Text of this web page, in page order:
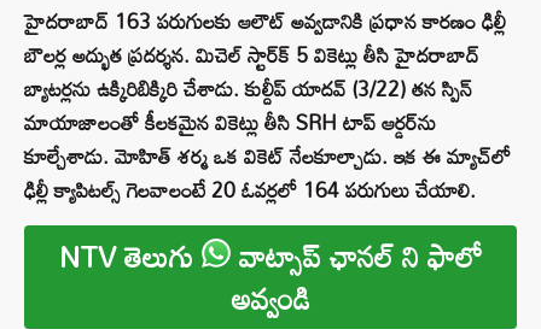
హైదరాబాద్ 163 పరుగులకు ఆలౌట్ అవ్వడానికి ప్రధాన కారణం ఢిల్లీ
బౌలర్ల అద్భుత ప్రదర్శన. మిచెల్ స్టార్‌క్ 5 వికెట్లు తీసి హైదరాబాద్‌
బ్యాటర్లను ఉక్కిరిబిక్కిరి చేశాడు. కుల్దీప్ యాదవ్ (3/22) తన స్పిన్
మాయాజాలంతో కీలకమైన వికెట్లు తీసి SRH టాప్ ఆర్డర్‌ను
కూల్చేశాడు. మోహిత్ శర్మ ఒక వికెట్ నేలకూల్చాడు. ఇక ఈ మ్యాచ్‌లో
ఢిల్లీ క్యాపిటల్స్ గెలవాలంటే 20 ఓవర్లలో 164 పరుగులు చేయాలి.
NTV తెలుగు వాట్సాప్ ఛానల్ ని ఫాలో
అవ్వండి